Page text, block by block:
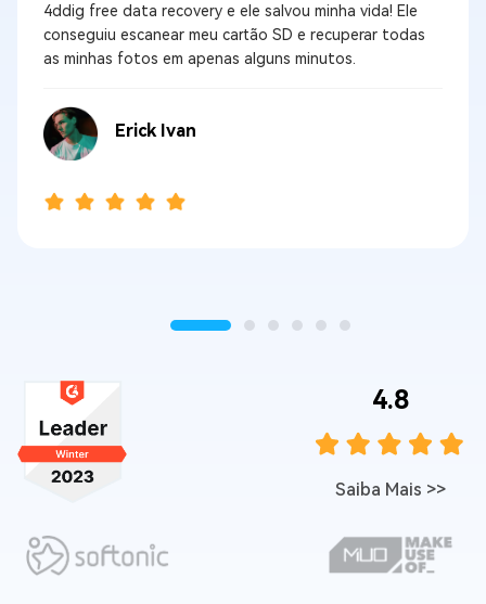
4ddig free data recovery e ele salvou minha vida! Ele
conseguiu escanear meu cartão SD e recuperar todas
as minhas fotos em apenas alguns minutos.
Erick Ivan
4.8
Saiba Mais >>